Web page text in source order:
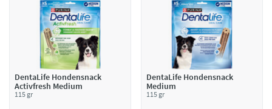
DentaLife Hondensnack
Activfresh Medium
115 gr
DentaLife Hondensnack
Medium
115 gr